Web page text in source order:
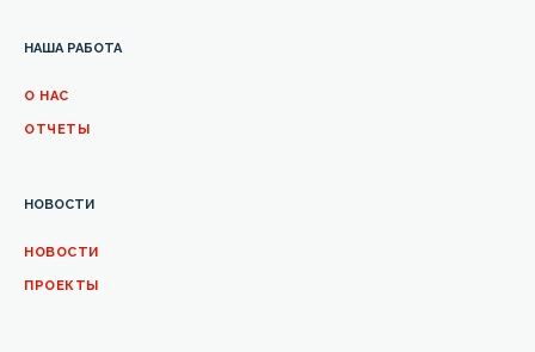
НАША РАБОТА
О НАС
ОТЧЕТЫ
НОВОСТИ
НОВОСТИ
ПРОЕКТЫ